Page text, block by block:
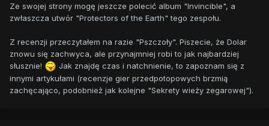
Ze swojej strony mogę jeszcze polecić album "Invincible", a
zwłaszcza utwór "Protectors of the Earth" tego zespołu.
Z recenzji przeczytałem na razie "Pszczoły". Piszecie, że Dolar
znowu się zachwyca, ale przynajmniej robi to jak najbardziej
słusznie!
Jak znajdę czas i natchnienie, to zapoznam się z
innymi artykułami (recenzje gier przedpotopowych brzmią
zachęcająco, podobnież jak kolejne "Sekrety wieży zegarowej").